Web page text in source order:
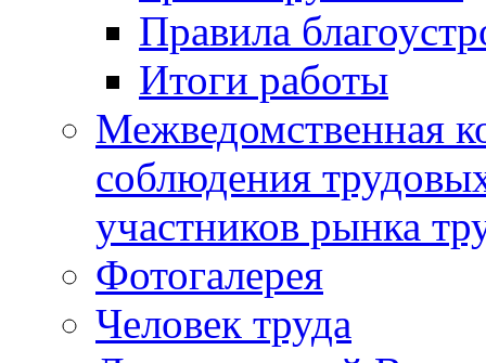
Правила
Итоги работы
Межведомственная
соблюдения
участников рынка
Фотогалерея
Человек труда